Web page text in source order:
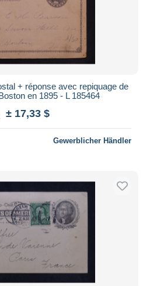
+ réponse avec repiquage de
en 1895 - L 185464
± 17,33 $
Gewerblicher Händler